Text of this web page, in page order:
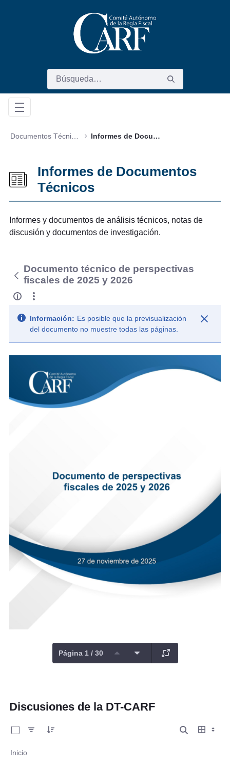
Documentos Técnicos Informes de Documentos Técnicos
Informes de Documentos
Técnicos
Informes y documentos de análisis técnicos, notas de
discusión y documentos de investigación.
Documento técnico de perspectivas
fiscales de 2025 y 2026
Información: Es posible que la previsualización
del documento no muestre todas las páginas.
Página 1 / 30
Discusiones de la DT-CARF
Inicio